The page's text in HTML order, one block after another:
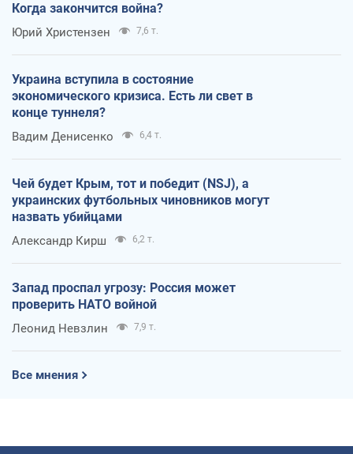
Когда закончится война?
Юрий Христензен 7,6 т.
Украина вступила в состояние
экономического кризиса. Есть ли свет в
конце туннеля?
Вадим Денисенко 6,4 т.
Чей будет Крым, тот и победит (NSJ), а
украинских футбольных чиновников могут
назвать убийцами
Александр Кирш 6,2 т.
Запад проспал угрозу: Россия может
проверить НАТО войной
Леонид Невзлин 7,9 т.
Все мнения